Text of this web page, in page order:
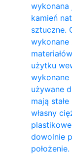
wykonana
kamień
sztuczne.
wykonane
użytku
wykonane
używane
mają
własny
dowolnie